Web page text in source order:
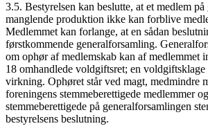
3.5. Bestyrelsen kan beslutte, at et medlem
manglende produktion ikke kan forblive
Medlemmet kan forlange, at en sådan
førstkommende generalforsamling.
om ophør af medlemskab kan af medlemmet
18 omhandlede voldgiftsret; en
virkning. Ophøret står ved magt, medmindre
foreningens stemmeberettigede medlemmer
stemmeberettigede på generalforsamlingen
bestyrelsens beslutning.